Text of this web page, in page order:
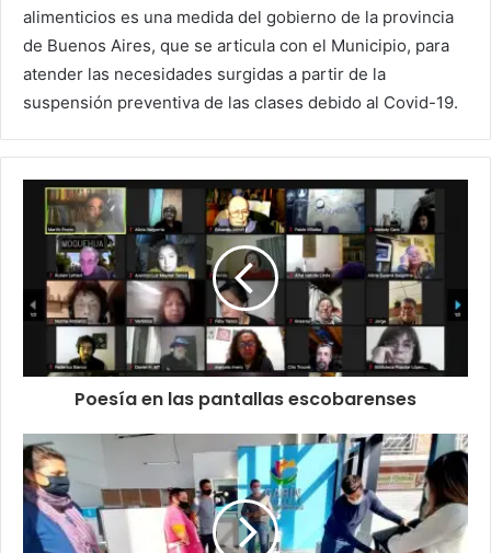
alimenticios es una medida del gobierno de la provincia
de Buenos Aires, que se articula con el Municipio, para
atender las necesidades surgidas a partir de la
suspensión preventiva de las clases debido al Covid-19.
Poesía en las pantallas escobarenses